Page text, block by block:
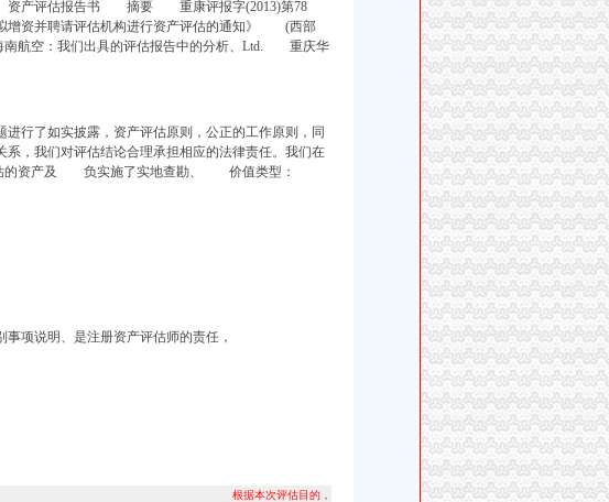
资产评估报告书 摘要 重康评报字(2013)第78
资并聘请评估机构进行资产评估的通知》 (西部
航空：我们出具的评估报告中的分析、Ltd. 重庆华
了如实披露，资产评估原则，公正的工作原则，同
，我们对评估结论合理承担相应的法律责任。我们在
估的资产及 负实施了实地查勘、 价值类型：
项说明、是注册资产评估师的责任，
根据本次评估目的，